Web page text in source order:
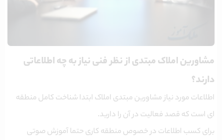
مشاورین املاک مبتدی از نظر فنی نیاز به چه اطلاعاتی
دارند؟
اطلاعات مورد نیاز مشاورین مبتدی املاک ابتدا شناخت کامل منطقه
ای است که قصد فعالیت در آن را دارید.
برای کسب اطلاعات در خصوص منطقه کاری حتما آموزش صوتی